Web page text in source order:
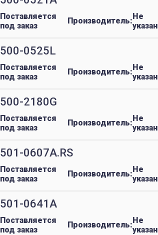
Поставляется
под заказ
Производитель:Не
указан
500-0525L
Поставляется
под заказ
Производитель:Не
указан
500-2180G
Поставляется
под заказ
Производитель:Не
указан
501-0607A.RS
Поставляется
под заказ
Производитель:Не
указан
501-0641A
Поставляется
под заказ
Производитель:Не
указан